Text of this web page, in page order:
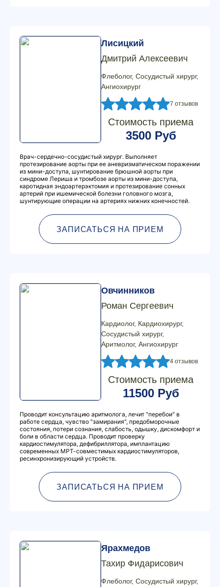
Лисицкий
Дмитрий Алексеевич
Флеболог, Сосудистый хирург,
Ангиохирург
7 отзывов
Стоимость приема
3500 Руб
Врач-сердечно-сосудистый хирург. Выполняет
протезирование аорты при ее аневризматическом поражении
из мини-доступа, шунтирование брюшной аорты при
синдроме Лериша и тромбозе аорты из мини-доступа,
каротидная эндоартерэктомия и протезирование сонных
артерий при ишемической болезни головного мозга,
шунтирующие операции на артериях нижних конечностей.
ЗАПИСАТЬСЯ НА ПРИЕМ
Овчинников
Роман Сергеевич
Кардиолог, Кардиохирург,
Сосудистый хирург,
Аритмолог, Ангиохирург
4 отзывов
Стоимость приема
11500 Руб
Проводит консультацию аритмолога, лечит "перебои" в
работе сердца, чувство "замирания", предобморочные
состояния, потери сознания, слабость, одышку, дискомфорт и
боли в области сердца. Проводит проверку
кардиостимулятора, дефибриллятора, имплантацию
современных МРТ-совместимых кардиостимуляторов,
ресинхронизирующий устройств.
ЗАПИСАТЬСЯ НА ПРИЕМ
Ярахмедов
Тахир Фидарисович
Флеболог, Сосудистый хирург,